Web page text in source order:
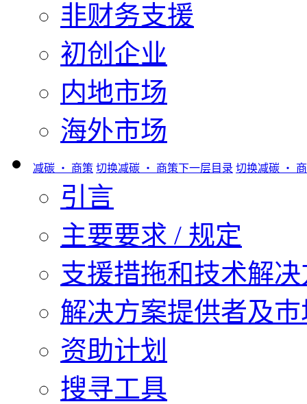
非财务支援
初创企业
内地市场
海外市场
减碳 ‧ 商策 切换减碳 ‧ 商策下一层目录 切换减碳 ‧
引言
主要要求 / 规定
支援措拖和技术解
解决方案提供者及
资助计划
搜寻工具